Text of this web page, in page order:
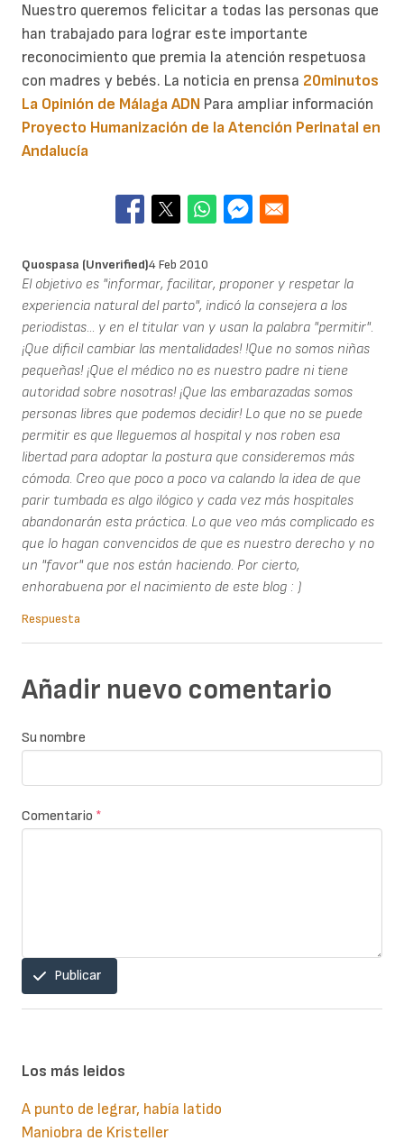
Nuestro queremos felicitar a todas las personas que
han trabajado para lograr este importante
reconocimiento que premia la atención respetuosa
con madres y bebés. La noticia en prensa 20minutos
La Opinión de Málaga ADN Para ampliar información
Proyecto Humanización de la Atención Perinatal en
Andalucía
Quospasa (unverified)4 Feb 2010
El objetivo es "informar, facilitar, proponer y respetar la
experiencia natural del parto", indicó la consejera a los
periodistas... y en el titular van y usan la palabra "permitir".
¡Que dificil cambiar las mentalidades! !Que no somos niñas
pequeñas! ¡Que el médico no es nuestro padre ni tiene
autoridad sobre nosotras! ¡Que las embarazadas somos
personas libres que podemos decidir! Lo que no se puede
permitir es que lleguemos al hospital y nos roben esa
libertad para adoptar la postura que consideremos más
cómoda. Creo que poco a poco va calando la idea de que
parir tumbada es algo ilógico y cada vez más hospitales
abandonarán esta práctica. Lo que veo más complicado es
que lo hagan convencidos de que es nuestro derecho y no
un "favor" que nos están haciendo. Por cierto,
enhorabuena por el nacimiento de este blog : )
Respuesta
Añadir nuevo comentario
Su nombre
Comentario *
Publicar
Los más leidos
A punto de legrar, había latido
Maniobra de Kristeller